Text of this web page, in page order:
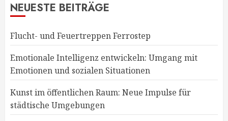
NEUESTE BEITRÄGE
Flucht- und Feuertreppen Ferrostep
Emotionale Intelligenz entwickeln: Umgang mit
Emotionen und sozialen Situationen
Kunst im öffentlichen Raum: Neue Impulse für
städtische Umgebungen